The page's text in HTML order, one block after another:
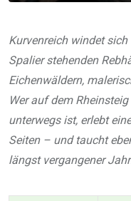
Kurvenreich windet
Spalier stehenden
Eichenwäldern,
Wer auf dem
unterwegs ist, erlebt
Seiten – und taucht
längst vergangener